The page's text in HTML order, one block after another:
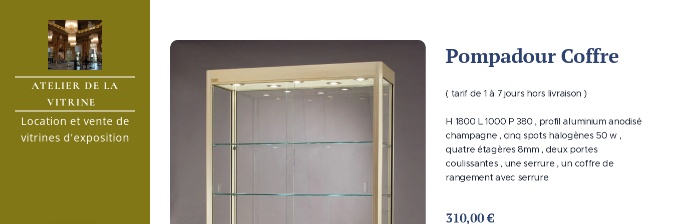
ATELIER DE LA
VITRINE
Location et vente de
vitrines d'exposition
Pompadour Coffre
( tarif de 1 à 7 jours hors livraison )
H 1800 L 1000 P 380 , profil aluminium anodisé
champagne , cinq spots halogènes 50 w ,
quatre étagères 8mm , deux portes
coulissantes , une serrure , un coffre de
rangement avec serrure
310,00€